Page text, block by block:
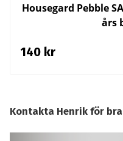
Housegard Pebble
års
140 kr
Kontakta Henrik för